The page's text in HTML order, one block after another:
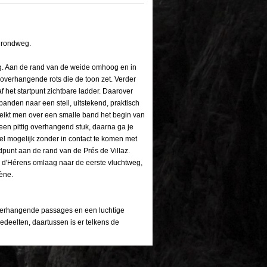
Aan de rand van de weide omhoog en in
rots die de toon zet. Verder
het startpunt zichtbare ladder. Daarover
naar een steil, uitstekend, praktisch
men over een smalle band het begin van
pittig overhangend stuk, daarna ga je
mogelijk zonder in contact te komen met
aan de rand van de Prés de Villaz.
omlaag naar de eerste vluchtweg,
passages en een luchtige
daartussen is er telkens de